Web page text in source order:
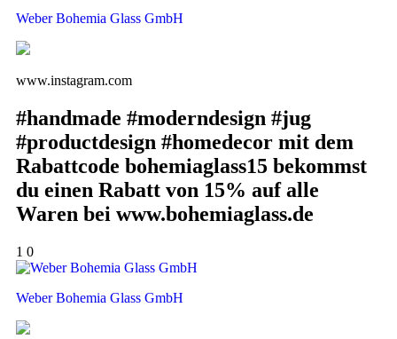
Weber Bohemia Glass GmbH
www.instagram.com
#handmade #moderndesign #jug
#productdesign #homedecor mit dem
Rabattcode bohemiaglass15 bekommst
du einen Rabatt von 15% auf alle
Waren bei www.bohemiaglass.de
1 0
Weber Bohemia Glass GmbH